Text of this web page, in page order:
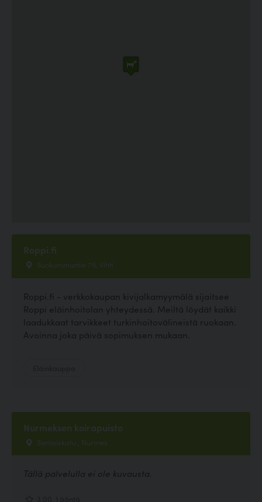
Roppi.fi
Suokummuntie 76, Vihti
Roppi.fi - verkkokaupan kivijalkamyymälä sijaitsee
Roppi eläinhoitolan yhteydessä. Meiltä löydät kaikki
laadukkaat tarvikkeet turkinhoitovälineistä ruokaan.
Avoinna joka päivä sopimuksen mukaan.
Nurmeksen koirapuisto
Saniaiskatu , Nurmes
Tällä palvelulla ei ole kuvausta.